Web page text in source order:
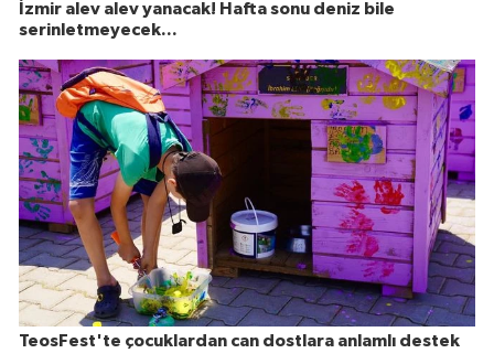
İzmir alev alev yanacak! Hafta sonu deniz bile
serinletmeyecek...
TeosFest'te çocuklardan can dostlara anlamlı destek